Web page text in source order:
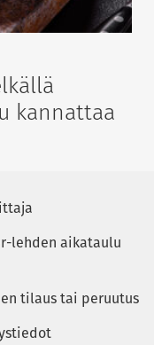
kannattaa
lehden aikataulu
tilaus tai peruutus